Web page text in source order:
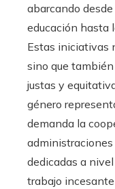
abarcando
educación hasta
Estas iniciativas
sino que
justas y
género
demanda la
administraciones
dedicadas a
trabajo